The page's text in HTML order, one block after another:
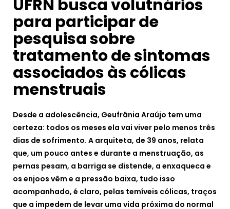
UFRN busca volutnários
para participar de
pesquisa sobre
tratamento de sintomas
associados às cólicas
menstruais
Desde a adolescência, Geufrânia Araújo tem uma
certeza: todos os meses ela vai viver pelo menos três
dias de sofrimento. A arquiteta, de 39 anos, relata
que, um pouco antes e durante a menstruação, as
pernas pesam, a barriga se distende, a enxaqueca e
os enjoos vêm e a pressão baixa, tudo isso
acompanhado, é claro, pelas temíveis cólicas, traços
que a impedem de levar uma vida próxima do normal